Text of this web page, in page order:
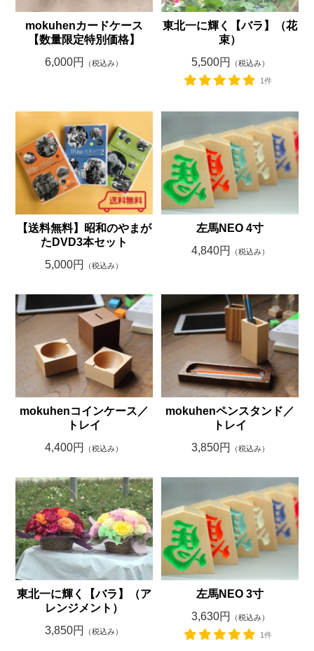
mokuhenカードケース
【数量限定特別価格】
6,000円
（税込み）
東北一に輝く【バラ】（花
束）
5,500円
（税込み）
1件
【送料無料】昭和のやまが
たDVD3本セット
5,000円
（税込み）
左馬NEO 4寸
4,840円
（税込み）
mokuhenコインケース／
トレイ
4,400円
（税込み）
mokuhenペンスタンド／
トレイ
3,850円
（税込み）
東北一に輝く【バラ】（ア
レンジメント）
3,850円
（税込み）
左馬NEO 3寸
3,630円
（税込み）
1件